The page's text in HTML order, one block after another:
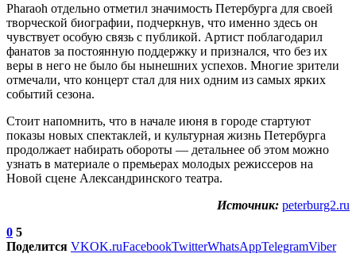
Pharaoh отдельно отметил значимость Петербурга для своей
творческой биографии, подчеркнув, что именно здесь он
чувствует особую связь с публикой. Артист поблагодарил
фанатов за постоянную поддержку и признался, что без их
веры в него не было бы нынешних успехов. Многие зрители
отмечали, что концерт стал для них одним из самых ярких
событий сезона.
Стоит напомнить, что в начале июня в городе стартуют
показы новых спектаклей, и культурная жизнь Петербурга
продолжает набирать обороты — детальнее об этом можно
узнать в материале о премьерах молодых режиссеров на
Новой сцене Александринского театра.
Источник: peterburg2.ru
0 5
Поделится VKOK.ruFacebookTwitterWhatsAppTelegramViber